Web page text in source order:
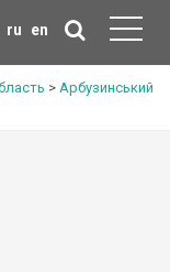
ru en
> Арбузинський